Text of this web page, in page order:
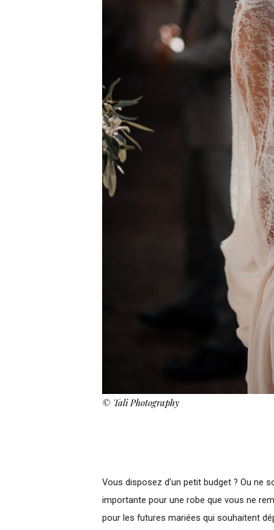
© Tali Photography
Vous disposez d’un petit budget ? Ou ne
importante pour une robe que vous ne
pour les futures mariées qui souhaitent